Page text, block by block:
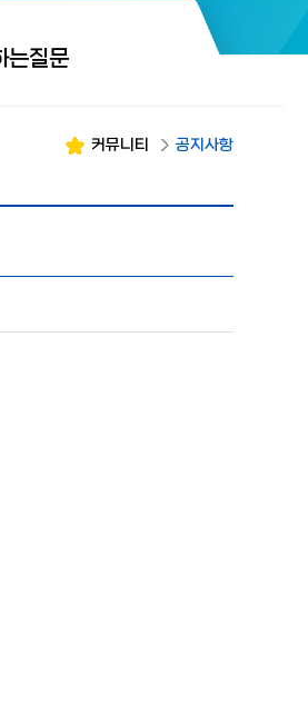
는질문
커뮤니티 공지사항